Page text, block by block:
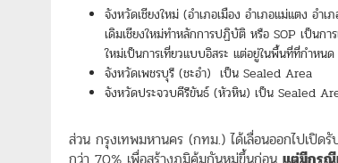
จังหวัดเชียงใหม่ (อำเภอเมือง อำเภอแม่แตง อำเ
เดิมเชียงใหม่ทำหลักการปฏิบัติ หรือ SOP เป็นก
ใหม่เป็นการเที่ยวแบบอิสระ แต่อยู่ในพื้นที่ที่กำหนด
จังหวัดเพชรบุรี (ชะอำ) เป็น Sealed Area
จังหวัดประจวบคีรีขันธ์ (หัวหิน) เป็น Sealed
ส่วน กรุงเทพมหานคร (กทม.) ได้เลื่อนออกไปเปิ